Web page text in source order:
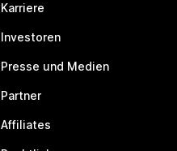
Karriere
Investoren
Presse und Medien
Partner
Affiliates